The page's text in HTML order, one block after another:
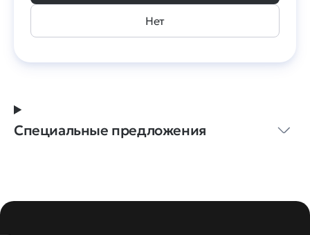
Нет
Специальные предложения